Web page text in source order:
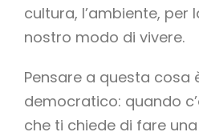
cultura, l’ambiente, per
nostro modo di vivere.
Pensare a questa cosa
democratico: quando
che ti chiede di fare